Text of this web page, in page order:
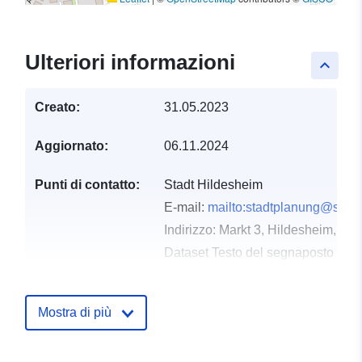
keyboard_arrow_up
Ulteriori informazioni
Creato: 31.05.2023
Aggiornato: 06.11.2024
Punti di contatto:
Stadt Hildesheim
E-mail:
Indirizzo: Markt 3, Hildesheim,
Dataset Testo del segnaposto
Registro del
catalogo:
Mostra di più